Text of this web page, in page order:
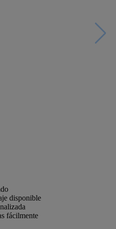
disponible
fácilmente